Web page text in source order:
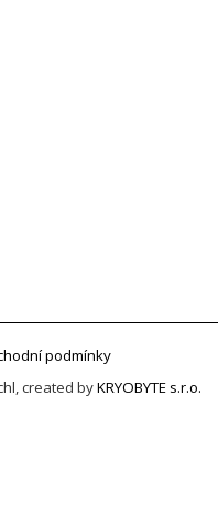
podmínky
created byKRYOBYTE s.r.o.